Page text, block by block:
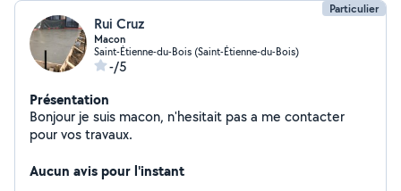
Particulier
Rui Cruz
Macon
Saint-Étienne-du-Bois (Saint-Étienne-du-Bois)
-/5
Présentation
Bonjour je suis macon, n'hesitait pas a me contacter
pour vos travaux.
Aucun avis pour l'instant